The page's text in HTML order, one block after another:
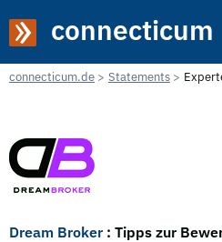
connecticum
connecticum.de Statements
Dream Broker : Tipps zur